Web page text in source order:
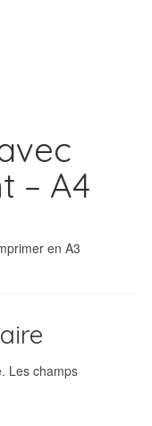
– A4
en A3
Les champs